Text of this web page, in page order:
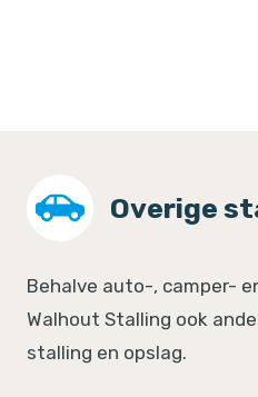
Overige
Behalve auto-, camper-
Walhout Stalling ook
stalling en opslag.